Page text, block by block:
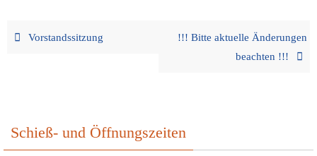
Vorstandssitzung
!!! Bitte aktuelle Änderungen
beachten !!!
Schieß- und Öffnungszeiten